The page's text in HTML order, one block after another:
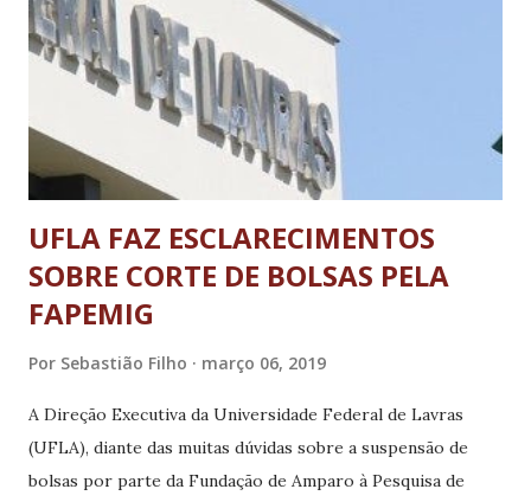
“Trabalho com venenos de animais desde a graduação e
vejo que o assunto assombra várias pessoas, uma vez que a
maioria tem medo de encontrar um animal peçonhento.
Este medo é importante e saudável, mas há muitos mitos
envolvendo estes animais e seus venenos”, explica. ...
UFLA FAZ ESCLARECIMENTOS
SOBRE CORTE DE BOLSAS PELA
FAPEMIG
Por Sebastião Filho março 06, 2019
A Direção Executiva da Universidade Federal de Lavras
(UFLA), diante das muitas dúvidas sobre a suspensão de
bolsas por parte da Fundação de Amparo à Pesquisa de